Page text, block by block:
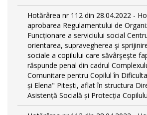
Hotărârea nr 112 din 28.04.2022 -
aprobarea Regulamentului de
Funcționare a serviciului social
orientarea, supravegherea şi
sociale a copilului care săvârşeşte
răspunde penal din cadrul
Comunitare pentru Copilul în
și Elena" Pitești, aflat în structura
Asistență Socială și Protecția